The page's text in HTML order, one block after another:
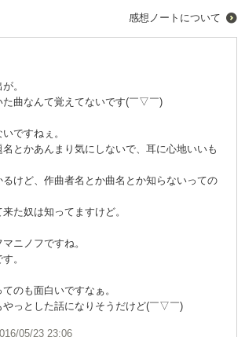
色が頭に響く様な
な感想を持ちました。
。
感想ノートについて
。
た曲なんて覚えてないです(￣▽￣)
ですねぇ。
とかあんまり気にしないで、耳に心地いいも
けど、作曲者名とか曲名とか知らないっての
た奴は知ってますけど。
ニノフですね。
。
のも面白いですなぁ。
やっとした話になりそうだけど(￣▽￣)
05/23 23:06